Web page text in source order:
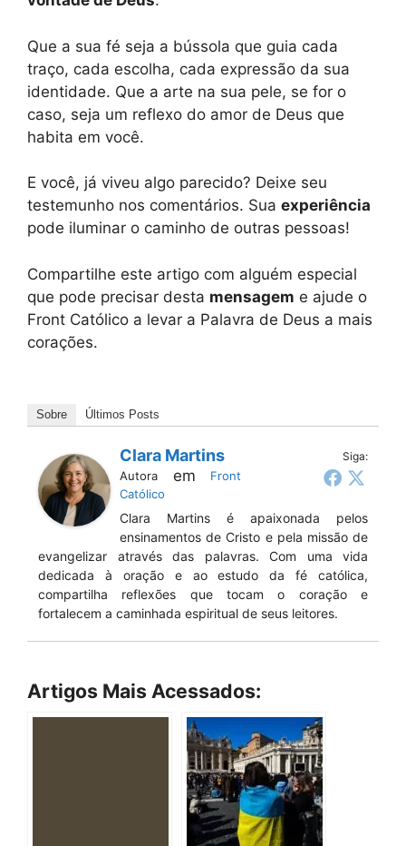
Que a sua fé seja a bússola que guia cada
traço, cada escolha, cada expressão da sua
identidade. Que a arte na sua pele, se for o
caso, seja um reflexo do amor de Deus que
habita em você.
E você, já viveu algo parecido? Deixe seu
testemunho nos comentários. Sua experiência
pode iluminar o caminho de outras pessoas!
Compartilhe este artigo com alguém especial
que pode precisar desta mensagem e ajude o
Front Católico a levar a Palavra de Deus a mais
corações.
Sobre Últimos Posts
Siga:
Clara Martins
Autora em
Front
Católico
Clara Martins é apaixonada pelos
ensinamentos de Cristo e pela missão de
evangelizar através das palavras. Com uma vida
dedicada à oração e ao estudo da fé católica,
compartilha reflexões que tocam o coração e
fortalecem a caminhada espiritual de seus leitores.
Artigos Mais Acessados: